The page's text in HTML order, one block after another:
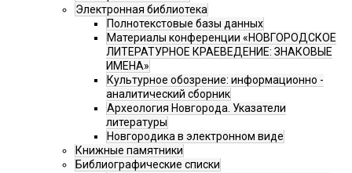
Электронная библиотека
Полнотекстовые базы данных
Материалы конференции «НОВГОРОДСКОЕ
ЛИТЕРАТУРНОЕ КРАЕВЕДЕНИЕ: ЗНАКОВЫЕ
ИМЕНА»
Культурное обозрение: информационно -
аналитический сборник
Археология Новгорода. Указатели
литературы
Новгородика в электронном виде
Книжные памятники
Библиографические списки